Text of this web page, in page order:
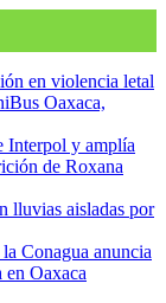
en violencia letal
Oaxaca,
Interpol y amplía
de Roxana
lluvias aisladas por
Conagua anuncia
en Oaxaca